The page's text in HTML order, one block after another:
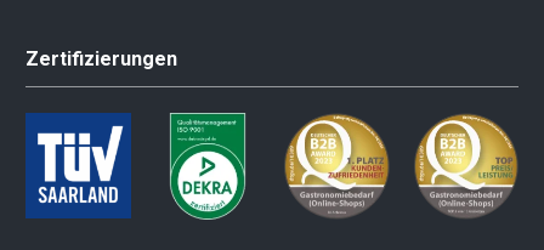
Zertifizierungen